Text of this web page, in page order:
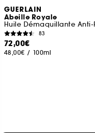
GUERLAIN
Abeille Royale
83
72,00€
48,00€ / 100ml